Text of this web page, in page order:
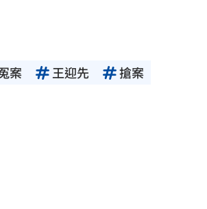
案 王迎先
搶案